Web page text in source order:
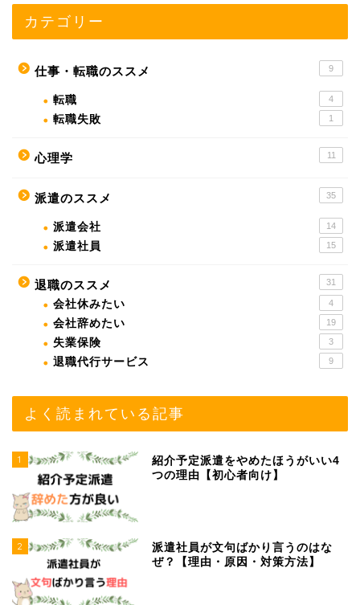
カテゴリー
仕事・転職のススメ 9
転職 4
転職失敗 1
心理学 11
派遣のススメ 35
派遣会社 14
派遣社員 15
退職のススメ 31
会社休みたい 4
会社辞めたい 19
失業保険 3
退職代行サービス 9
よく読まれている記事
1
紹介予定派遣をやめたほうがいい4
つの理由【初心者向け】
2
派遣社員が文句ばかり言うのはな
ぜ？【理由・原因・対策方法】